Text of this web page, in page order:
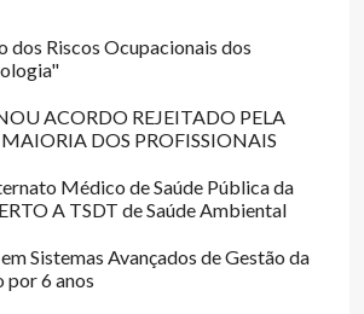
dos Riscos Ocupacionais dos
ACORDO REJEITADO PELA
DOS PROFISSIONAIS
Médico de Saúde Pública da
A TSDT de Saúde Ambiental
Sistemas Avançados de Gestão da
por 6 anos